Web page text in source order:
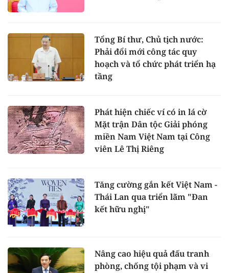
Tổng Bí thư, Chủ tịch nước:
Phải đổi mới công tác quy
hoạch và tổ chức phát triển hạ
tầng
Phát hiện chiếc ví có in lá cờ
Mặt trận Dân tộc Giải phóng
miền Nam Việt Nam tại Công
viên Lê Thị Riêng
Tăng cường gắn kết Việt Nam -
Thái Lan qua triển lãm "Đan
kết hữu nghị"
Nâng cao hiệu quả đấu tranh
phòng, chống tội phạm và vi